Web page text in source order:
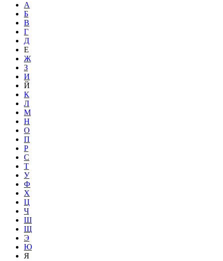
А
Б
В
Г
Д
Е
Ж
З
И
Й
К
Л
М
Н
О
П
Р
С
Т
У
Ф
Х
Ц
Ч
Ш
Щ
Э
Ю
Я